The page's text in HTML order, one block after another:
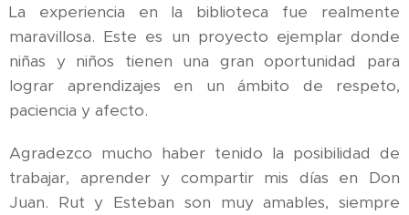
La experiencia en la biblioteca fue realmente
maravillosa. Este es un proyecto ejemplar donde
niñas y niños tienen una gran oportunidad para
lograr aprendizajes en un ámbito de respeto,
paciencia y afecto.
Agradezco mucho haber tenido la posibilidad de
trabajar, aprender y compartir mis días en Don
Juan. Rut y Esteban son muy amables, siempre